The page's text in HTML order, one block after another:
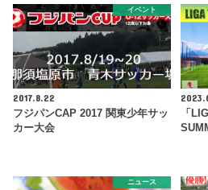
イベント
2017.8.22
フジパンCAP 2017 関東少年サッ
カー大会
「
ニュース